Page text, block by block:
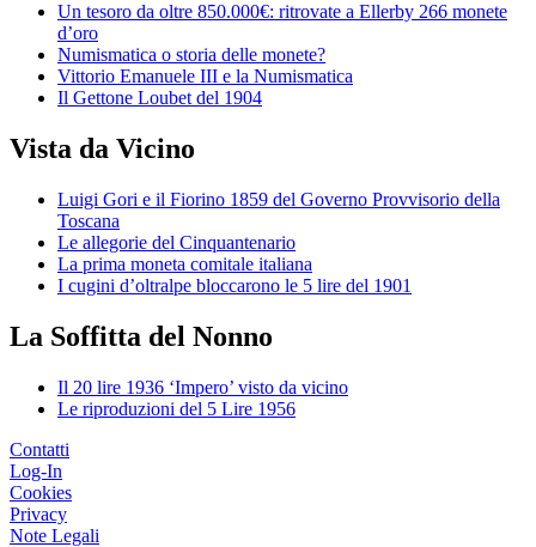
Un tesoro da oltre 850.000€: ritrovate a Ellerby 266 monete
d’oro
Numismatica o storia delle monete?
Vittorio Emanuele III e la Numismatica
Il Gettone Loubet del 1904
Vista da Vicino
Luigi Gori e il Fiorino 1859 del Governo Provvisorio della
Toscana
Le allegorie del Cinquantenario
La prima moneta comitale italiana
I cugini d’oltralpe bloccarono le 5 lire del 1901
La Soffitta del Nonno
Il 20 lire 1936 ‘Impero’ visto da vicino
Le riproduzioni del 5 Lire 1956
Contatti
Log-In
Cookies
Privacy
Note Legali